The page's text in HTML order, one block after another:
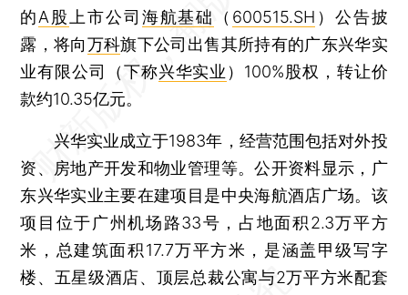
的A股 上市公司 海航基础 （ 600515.SH ）公告披
露，将向万科旗下公司出售其所持有的广东兴华实
业有限公司（下称兴华实业 ）100%股权，转让价
款约10.35亿元。
兴华实业成立于1983年，经营范围包括对外投
资、房地产开发和物业管理等。公开资料显示，广
东兴华实业主要在建项目是中央海航酒店广场。该
项目位于广州机场路33号，占地面积2.3万平方
米，总建筑面积17.7万平方米，是涵盖甲级写字
楼、五星级酒店、顶层总裁公寓与2万平方米配套